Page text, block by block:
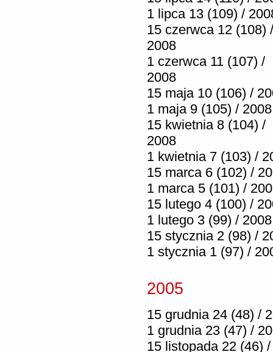
1 lipca 13 (109) /
15 czerwca 12 (108) /
2008
1 czerwca 11 (107) /
2008
15 maja 10 (106) /
1 maja 9 (105) / 2008
15 kwietnia 8 (104) /
2008
1 kwietnia 7 (103) /
15 marca 6 (102) /
1 marca 5 (101) /
15 lutego 4 (100) /
1 lutego 3 (99) / 2008
15 stycznia 2 (98) /
1 stycznia 1 (97) /
2005
15 grudnia 24 (48) /
1 grudnia 23 (47) /
15 listopada 22 (46) /